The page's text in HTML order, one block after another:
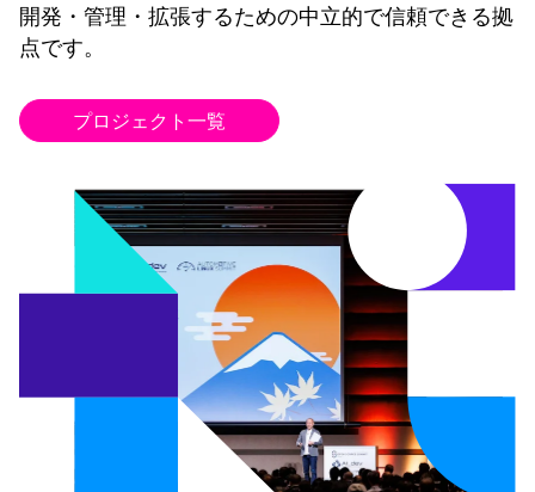
開発・管理・拡張するための中立的で信頼できる拠
点です。
プロジェクト一覧